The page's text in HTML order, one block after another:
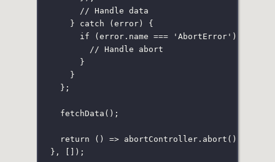
// Handle data
} catch (error) {
if (error.name === ' AbortError' ) {
// Handle abort
}
}
};
fetchData ();
return () => abortController. abort ();
}, []);